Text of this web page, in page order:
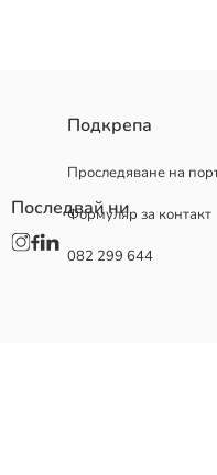
Подкрепа
Проследяване на
Формуляр за контакт
082 299 644
Последвай ни